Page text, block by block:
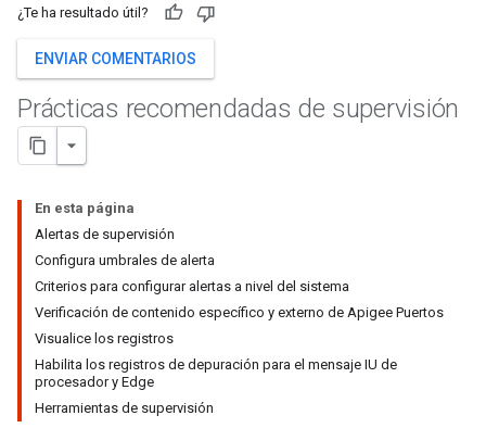
¿Te ha resultado útil?
ENVIAR COMENTARIOS
Prácticas recomendadas de supervisión
En esta página
Alertas de supervisión
Configura umbrales de alerta
Criterios para configurar alertas a nivel del sistema
Verificación de contenido específico y externo de Apigee Puertos
Visualice los registros
Habilita los registros de depuración para el mensaje IU de
procesador y Edge
Herramientas de supervisión